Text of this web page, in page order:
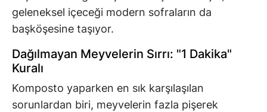
geleneksel içeceği modern sofraların da
başköşesine taşıyor.
Dağılmayan Meyvelerin Sırrı: "1 Dakika"
Kuralı
Komposto yaparken en sık karşılaşılan
sorunlardan biri, meyvelerin fazla pişerek